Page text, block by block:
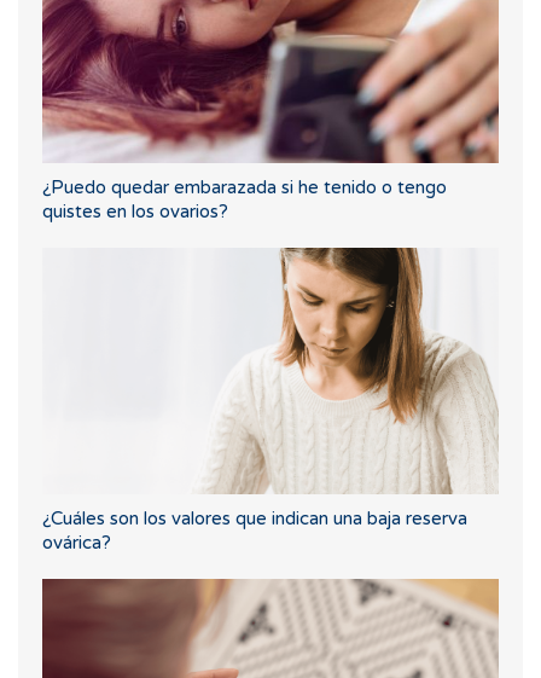
¿Puedo quedar embarazada si he tenido o tengo
quistes en los ovarios?
¿Cuáles son los valores que indican una baja reserva
ovárica?